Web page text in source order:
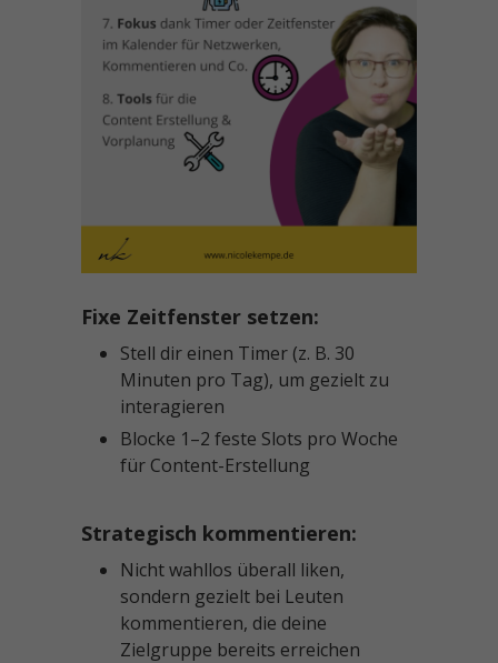
Fixe Zeitfenster setzen:
Stell dir einen Timer (z. B. 30
Minuten pro Tag), um gezielt zu
interagieren
Blocke 1–2 feste Slots pro Woche
für Content-Erstellung
Strategisch kommentieren:
Nicht wahllos überall liken,
sondern gezielt bei Leuten
kommentieren, die deine
Zielgruppe bereits erreichen